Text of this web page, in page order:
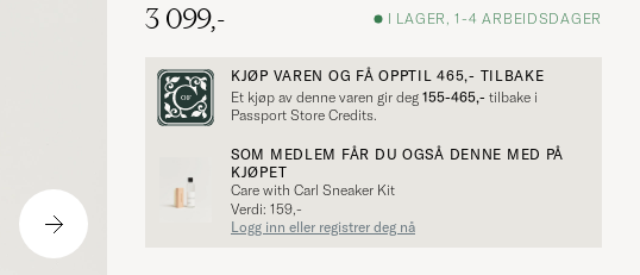
3 099,-
I LAGER, 1-4 ARBEIDSDAGER
KJØP VAREN OG FÅ OPPTIL465,- TILBAKE
Et kjøp av denne varen gir deg 155-465,- tilbake i
Passport Store Credits.
SOM MEDLEM FÅR DU OGSÅ DENNE MED PÅ
KJØPET
Care with Carl Sneaker Kit
Verdi: 159,-
Logg inn eller registrer deg nå